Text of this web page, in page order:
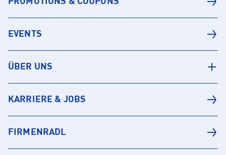
EVENTS
ÜBER UNS
KARRIERE & JOBS
FIRMENRADL